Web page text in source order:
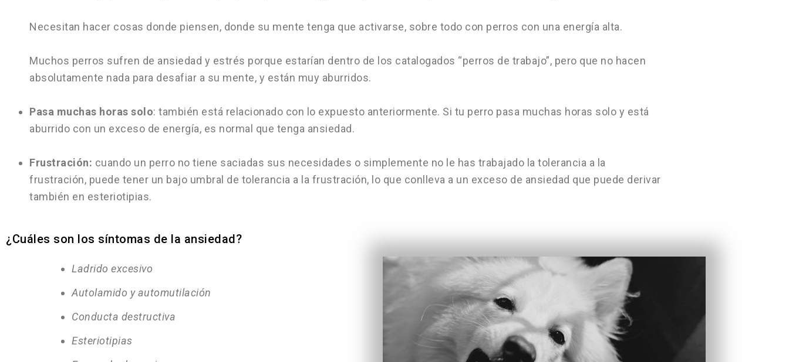
Necesitan hacer cosas donde piensen, donde su mente tenga que activarse, sobre todo con perros con una energía alta.
Muchos perros sufren de ansiedad y estrés porque estarían dentro de los catalogados “perros de trabajo”, pero que no hacen
absolutamente nada para desafiar a su mente, y están muy aburridos.
Pasa muchas horas solo: también está relacionado con lo expuesto anteriormente. Si tu perro pasa muchas horas solo y está
aburrido con un exceso de energía, es normal que tenga ansiedad.
Frustración: cuando un perro no tiene saciadas sus necesidades o simplemente no le has trabajado la tolerancia a la
frustración, puede tener un bajo umbral de tolerancia a la frustración, lo que conlleva a un exceso de ansiedad que puede derivar
también en esteriotipias.
¿Cuáles son los síntomas de la ansiedad?
Ladrido excesivo
Autolamido y automutilación
Conducta destructiva
Esteriotipias